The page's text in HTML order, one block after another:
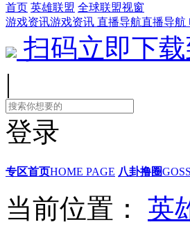
首页 英雄联盟 全球联盟视窗
游戏资讯游戏资讯 直播导航直播导航
扫码立即下
|
登录
专区首页HOME PAGE 八卦撸圈
当前位置： 英